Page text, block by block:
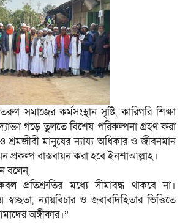
সমাজের কর্মসংস্থান সৃষ্টি, কারিগরি শিক্ষা
গড়ে তুলতে বিশেষ পরিকল্পনা গ্রহণ করা
মানুষের ন্যায্য অধিকার ও জীবনমান
প্রকল্প বাস্তবায়ন করা হবে ইনশাআল্লাহ।
বলেন,
প্রতিশ্রুতির মধ্যে সীমাবদ্ধ থাকবে না।
ন্যায়বিচার ও জবাবদিহিতার ভিত্তিতে
অঙ্গীকার।”